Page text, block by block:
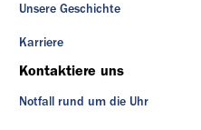
Unsere Geschichte
Karriere
Kontaktiere uns
Notfall rund um die Uhr